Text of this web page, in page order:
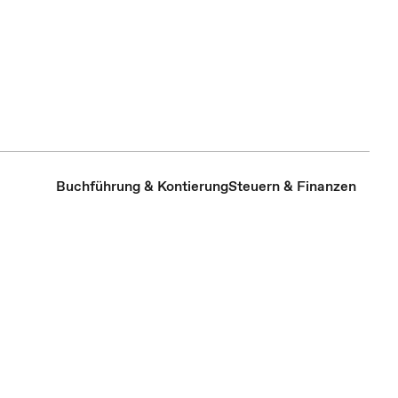
Buchführung & KontierungSteuern & Finanzen